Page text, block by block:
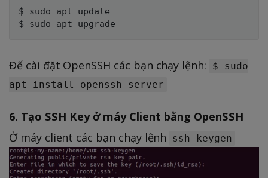
$ sudo apt update
Để cài đặt OpenSSH các bạn chạy lệnh:
$ sudo
apt install openssh-server
6. Tạo SSH Key ở máy Client bằng OpenSSH
Ở máy client các bạn chạy lệnh ssh-keygen